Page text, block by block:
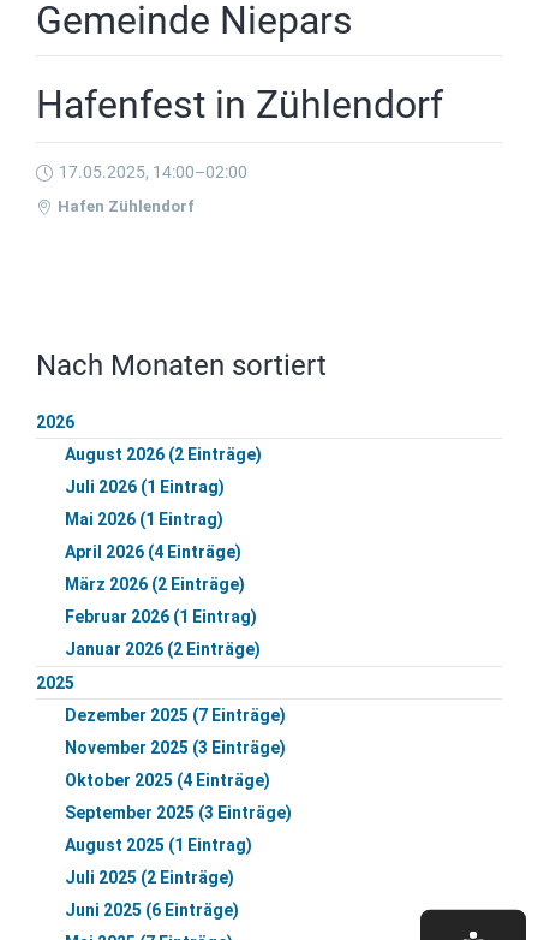
Gemeinde Niepars
Hafenfest in Zühlendorf
17.05.2025, 14:00–02:00
Hafen Zühlendorf
Nach Monaten sortiert
2026
August 2026 (2 Einträge)
Juli 2026 (1 Eintrag)
Mai 2026 (1 Eintrag)
April 2026 (4 Einträge)
März 2026 (2 Einträge)
Februar 2026 (1 Eintrag)
Januar 2026 (2 Einträge)
2025
Dezember 2025 (7 Einträge)
November 2025 (3 Einträge)
Oktober 2025 (4 Einträge)
September 2025 (3 Einträge)
August 2025 (1 Eintrag)
Juli 2025 (2 Einträge)
Juni 2025 (6 Einträge)